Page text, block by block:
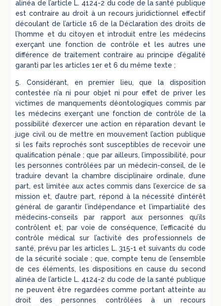
alinéa de l’article L. 4124-2 du code de la santé publique
est contraire au droit à un recours juridictionnel effectif
découlant de l’article 16 de la Déclaration des droits de
l’homme et du citoyen et introduit entre les médecins
exerçant une fonction de contrôle et les autres une
différence de traitement contraire au principe d’égalité
garanti par les articles 1er et 6 du même texte ;
5. Considérant, en premier lieu, que la disposition
contestée n’a ni pour objet ni pour effet de priver les
victimes de manquements déontologiques commis par
les médecins exerçant une fonction de contrôle de la
possibilité d’exercer une action en réparation devant le
juge civil ou de mettre en mouvement l’action publique
si les faits reprochés sont susceptibles de recevoir une
qualification pénale ; que par ailleurs, l’impossibilité, pour
les personnes contrôlées par un médecin-conseil, de le
traduire devant la chambre disciplinaire ordinale, d’une
part, est limitée aux actes commis dans l’exercice de sa
mission et, d’autre part, répond à la nécessité d’intérêt
général de garantir l’indépendance et l’impartialité des
médecins-conseils par rapport aux personnes qu’ils
contrôlent et, par voie de conséquence, l’efficacité du
contrôle médical sur l’activité des professionnels de
santé, prévu par les articles L. 315-1 et suivants du code
de la sécurité sociale ; que, compte tenu de l’ensemble
de ces éléments, les dispositions en cause du second
alinéa de l’article L. 4124-2 du code de la santé publique
ne peuvent être regardées comme portant atteinte au
droit des personnes contrôlées à un recours